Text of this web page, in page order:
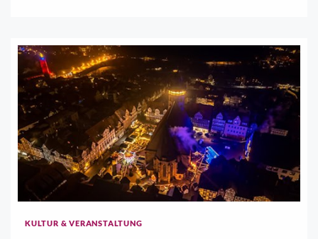
KULTUR & VERANSTALTUNG